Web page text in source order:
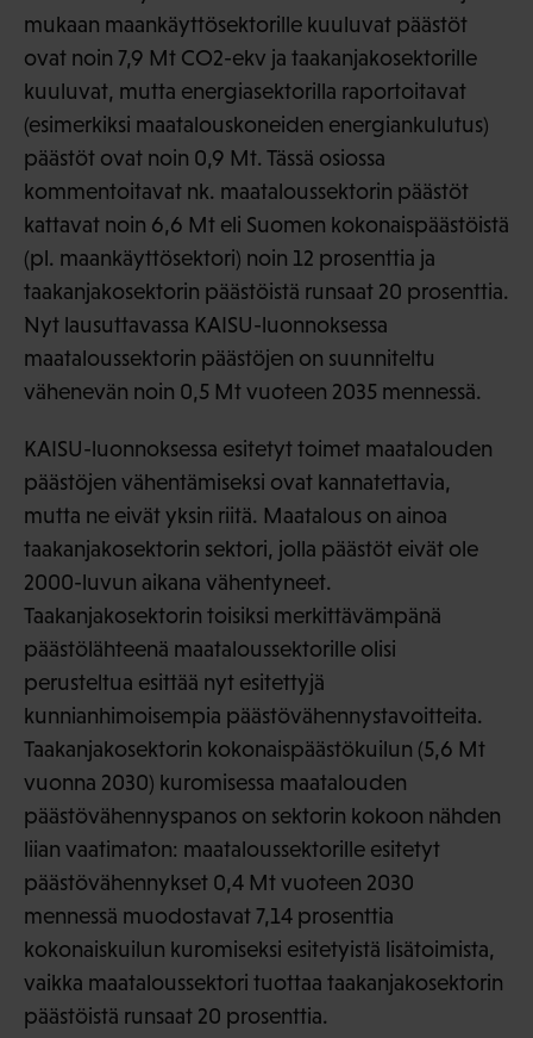
mukaan maankäyttösektorille kuuluvat päästöt
ovat noin 7,9 Mt CO2-ekv ja taakanjakosektorille
kuuluvat, mutta energiasektorilla raportoitavat
(esimerkiksi maatalouskoneiden energiankulutus)
päästöt ovat noin 0,9 Mt. Tässä osiossa
kommentoitavat nk. maataloussektorin päästöt
kattavat noin 6,6 Mt eli Suomen kokonaispäästöistä
(pl. maankäyttösektori) noin 12 prosenttia ja
taakanjakosektorin päästöistä runsaat 20 prosenttia.
Nyt lausuttavassa KAISU-luonnoksessa
maataloussektorin päästöjen on suunniteltu
vähenevän noin 0,5 Mt vuoteen 2035 mennessä.
KAISU-luonnoksessa esitetyt toimet maatalouden
päästöjen vähentämiseksi ovat kannatettavia,
mutta ne eivät yksin riitä. Maatalous on ainoa
taakanjakosektorin sektori, jolla päästöt eivät ole
2000-luvun aikana vähentyneet.
Taakanjakosektorin toisiksi merkittävämpänä
päästölähteenä maataloussektorille olisi
perusteltua esittää nyt esitettyjä
kunnianhimoisempia päästövähennystavoitteita.
Taakanjakosektorin kokonaispäästökuilun (5,6 Mt
vuonna 2030) kuromisessa maatalouden
päästövähennyspanos on sektorin kokoon nähden
liian vaatimaton: maataloussektorille esitetyt
päästövähennykset 0,4 Mt vuoteen 2030
mennessä muodostavat 7,14 prosenttia
kokonaiskuilun kuromiseksi esitetyistä lisätoimista,
vaikka maataloussektori tuottaa taakanjakosektorin
päästöistä runsaat 20 prosenttia.